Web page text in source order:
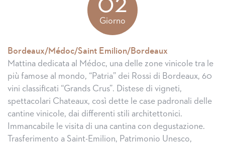
Giorno
Bordeaux/Médoc/Saint Emilion/Bordeaux
Mattina dedicata al Médoc, una delle zone vinicole tra le
più famose al mondo, “Patria” dei Rossi di Bordeaux, 60
vini classificati “Grands Crus”. Distese di vigneti,
spettacolari Chateaux, così dette le case padronali delle
cantine vinicole, dai differenti stili architettonici.
Immancabile le visita di una cantina con degustazione.
Trasferimento a Saint-Emilion, Patrimonio Unesco,